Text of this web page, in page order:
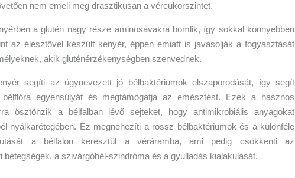
nem emeli meg drasztikusan a vércukorszintet.
a glutén nagy része aminosavakra bomlik, így sokkal könnyebben
az élesztővel készült kenyér, éppen emiatt is javasolják a fogyasztását
akik gluténérzékenységben szenvednek.
segíti az úgynevezett jó bélbaktériumok elszaporodását, így segít
bélflóra egyensúlyát és megtámogatja az emésztést. Ezek a hasznos
ösztönzik a bélfalban lévő sejteket, hogy antimikrobiális anyagokat
nyálkarétegében. Ez megnehezíti a rossz bélbaktériumok és a különféle
a bélfalon keresztül a véráramba, ami pedig csökkenti az
betegségek, a szivárgóbél-szindróma és a gyulladás kialakulását.